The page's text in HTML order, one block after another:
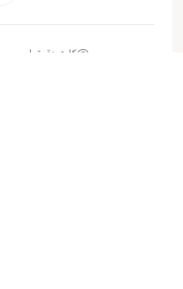
کلیه حقوق این